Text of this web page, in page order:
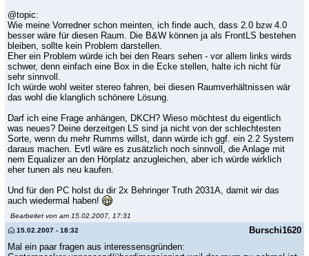
@topic:
Wie meine Vorredner schon meinten, ich finde auch, dass 2.0 bzw 4.0
besser wäre für diesen Raum. Die B&W können ja als FrontLS bestehen
bleiben, sollte kein Problem darstellen.
Eher ein Problem würde ich bei den Rears sehen - vor allem links wirds
schwer, denn einfach eine Box in die Ecke stellen, halte ich nicht für
sehr sinnvoll.
Ich würde wohl weiter stereo fahren, bei diesen Raumverhältnissen wär
das wohl die klanglich schönere Lösung.
Darf ich eine Frage anhängen, DKCH? Wieso möchtest du eigentlich
was neues? Deine derzeitgen LS sind ja nicht von der schlechtesten
Sorte, wenn du mehr Rumms willst, dann würde ich ggf. ein 2.2 System
daraus machen. Evtl wäre es zusätzlich noch sinnvoll, die Anlage mit
nem Equalizer an den Hörplatz anzugleichen, aber ich würde wirklich
eher tunen als neu kaufen.
Und für den PC holst du dir 2x Behringer Truth 2031A, damit wir das
auch wiedermal haben!
Bearbeitet von am 15.02.2007, 17:31
Burschi1620
15.02.2007 - 18:32
Mal ein paar fragen aus interessensgründen: